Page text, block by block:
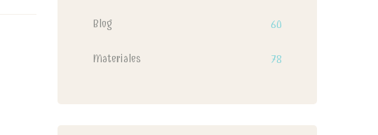
Blog 60
Materiales 78